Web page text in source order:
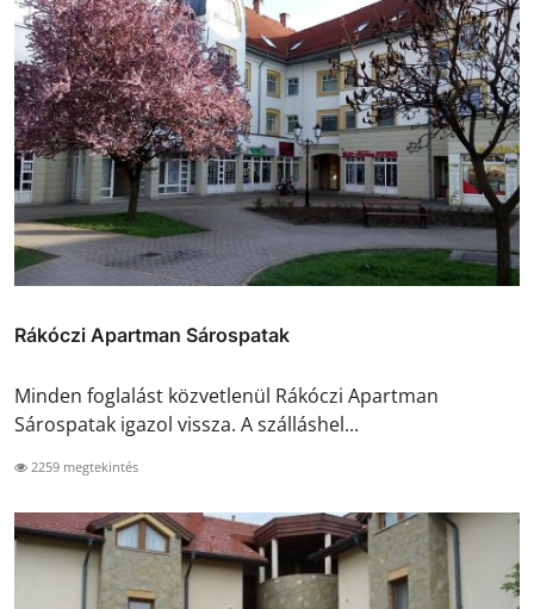
Rákóczi Apartman Sárospatak
Minden foglalást közvetlenül Rákóczi Apartman
Sárospatak igazol vissza. A szálláshel...
2259 megtekintés